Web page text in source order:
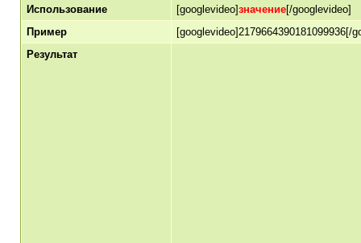
Использование [googlevideo]значение[/googlevideo]
Пример
[googlevideo]2179664390181099936[/
Результат